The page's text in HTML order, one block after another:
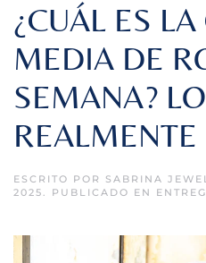
¿CUÁL ES
MEDIA DE
SEMANA?
REALMENTE
ESCRITO POR SABRINA
2025. PUBLICADO EN